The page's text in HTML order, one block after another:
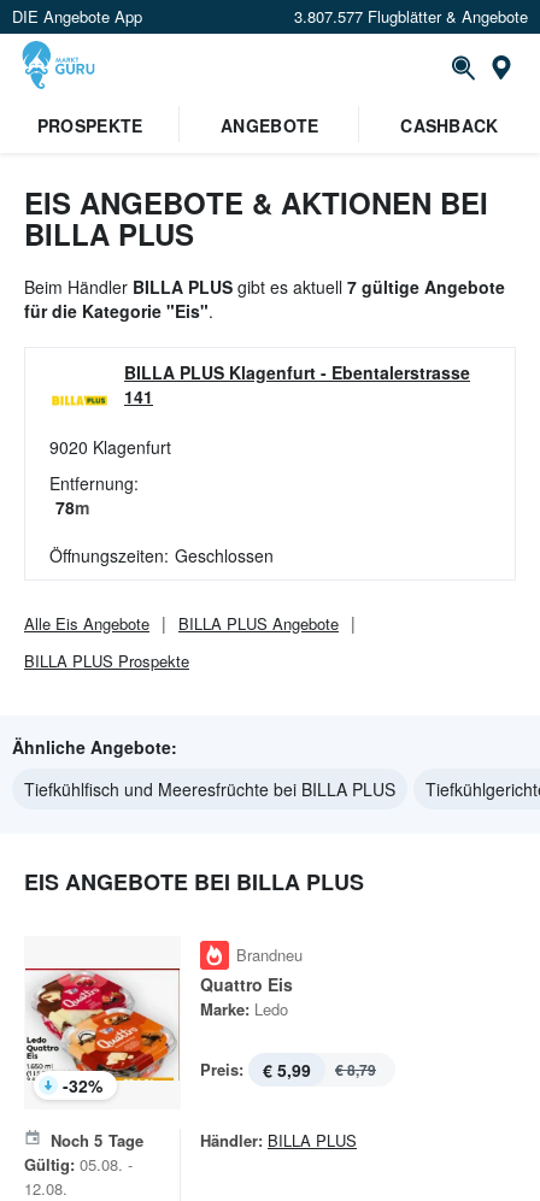
DIE Angebote App 3.807.577 Flugblätter & Angebote
PROSPEKTE
ANGEBOTE CASHBACK
EIS ANGEBOTE & AKTIONEN BEI
BILLA PLUS
Beim Händler BILLA PLUS gibt es aktuell 7 gültige Angebote
für die Kategorie "Eis".
BILLA PLUS Klagenfurt - Ebentalerstrasse
141
9020 Klagenfurt
Entfernung:
78m
Öffnungszeiten: Geschlossen
Alle Eis Angebote BILLA PLUS Angebote
BILLA PLUS Prospekte
Ähnliche Angebote:
Tiefkühlfisch und Meeresfrüchte bei BILLA PLUS
EIS ANGEBOTE BEI BILLA PLUS
-32%
Brandneu
Quattro Eis
Marke: Ledo
Preis: € 5,99 € 8,79
Noch 5 Tage
Gültig: 05.08. -
12.08.
Händler: BILLA PLUS